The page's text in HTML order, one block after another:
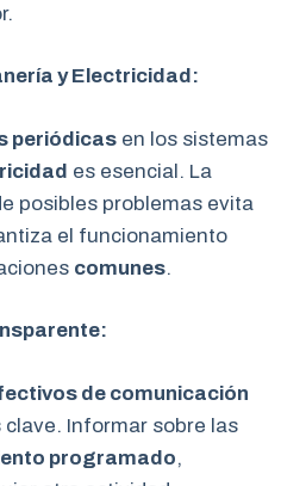
y Electricidad:
periódicas en los sistemas
es esencial. La
posibles problemas evita
el funcionamiento
comunes.
de comunicación
clave. Informar sobre las
programado,